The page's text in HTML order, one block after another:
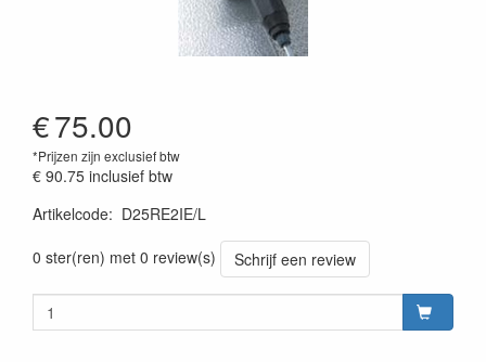
€75.00
*Prijzen zijn exclusief btw
€ 90.75 inclusief btw
Artikelcode: D25RE2IE/L
0 ster(ren) met 0 review(s)
Schrijf een review